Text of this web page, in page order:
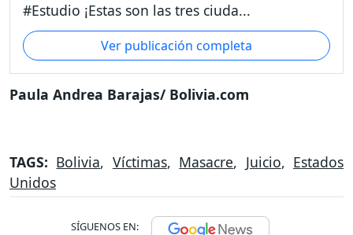
#Estudio ¡Estas son las tres ciuda...
Ver publicación completa
Paula Andrea Barajas/ Bolivia.com
TAGS: Bolivia, Víctimas, Masacre, Juicio, Estados
Unidos
SÍGUENOS EN: